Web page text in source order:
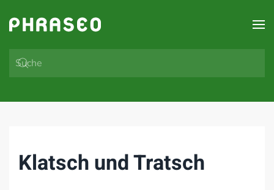
Zum Hauptinhalt springen
Klatsch und Tratsch